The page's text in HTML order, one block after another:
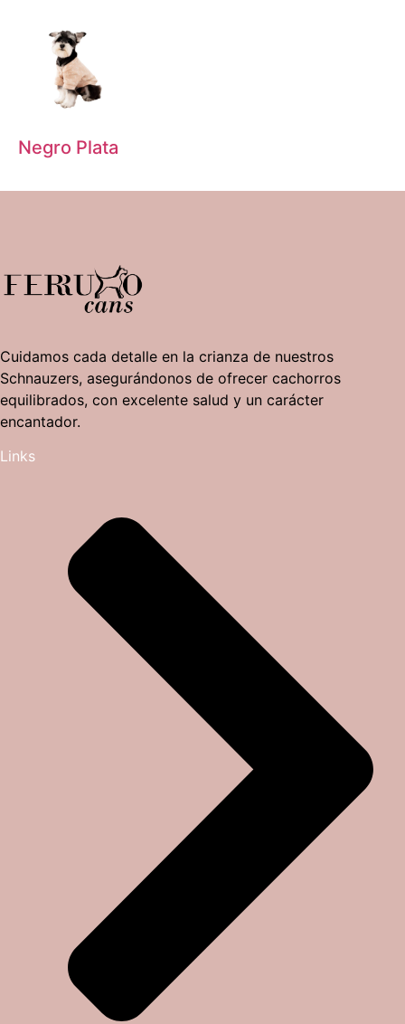
Negro Plata
Cuidamos cada detalle en la crianza de nuestros
Schnauzers, asegurándonos de ofrecer cachorros
equilibrados, con excelente salud y un carácter
encantador.
Links